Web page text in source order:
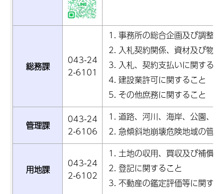
総務課
043-24
2-6101
事務所の総合企画及び調整
入札契約関係、資材及び物
入札、契約支払いに関する
建設業許可に関すること
その他庶務に関すること
管理課
043-24
2-6106
道路、河川、海岸、公園、
急傾斜地崩壊危険地域の管
用地課
043-24
2-6102
土地の収用、買収及び補償
登記に関すること
不動産の鑑定評価等に関す